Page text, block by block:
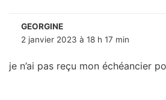
GEORGINE
2 janvier 2023 à 18 h 17 min
je n’ai pas reçu mon échéancier